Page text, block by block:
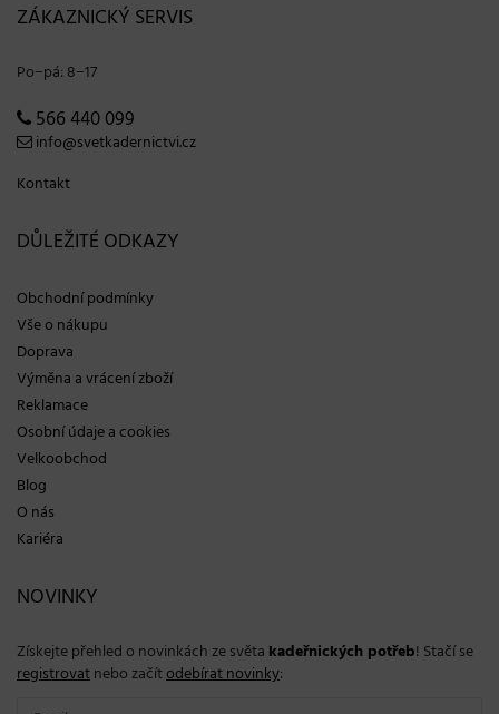
ZÁKAZNICKÝ SERVIS
Po−pá: 8−17
566 440 099
info@svetkadernictvi.cz
Kontakt
DŮLEŽITÉ ODKAZY
Obchodní podmínky
Vše o nákupu
Doprava
Výměna a vrácení zboží
Reklamace
Osobní údaje a cookies
Velkoobchod
Blog
O nás
Kariéra
NOVINKY
Získejte přehled o novinkách ze světa kadeřnických potřeb! Stačí se
registrovatnebo začítodebírat novinky: